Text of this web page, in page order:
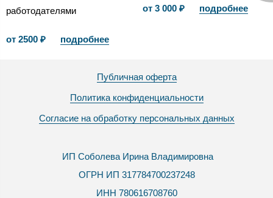
работодателями
от 2500 ₽ подробнее
от 3 000 ₽ подробнее
Публичная оферта
Политика конфиденциальности
Согласие на обработку персональных данных
ИП Соболева Ирина Владимировна
ОГРН ИП 317784700237248
ИНН 780616708760